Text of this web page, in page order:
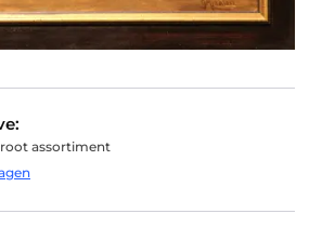
assortiment